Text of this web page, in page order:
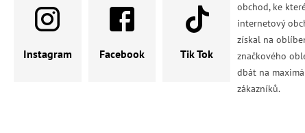
Instagram Facebook Tik Tok
obchod, ke
internetový
získal na
značkového
dbát na
zákazníků.